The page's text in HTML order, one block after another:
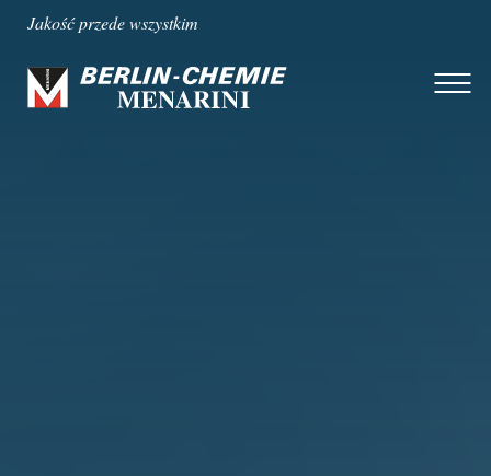
Jakość przede wszystkim